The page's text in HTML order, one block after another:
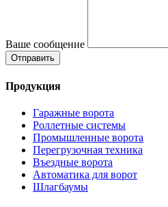
Ваше сообщение
Продукция
Гаражные ворота
Роллетные системы
Промышленные ворота
Перегрузочная техника
Въездные ворота
Автоматика для ворот
Шлагбаумы